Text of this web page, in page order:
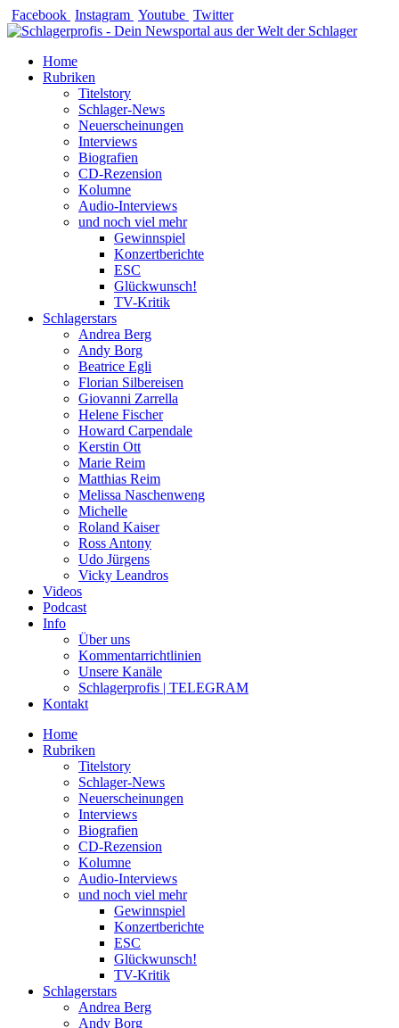
Zum
Inhalt
Facebook Instagram Youtube Twitter
Home
Rubriken
Titelstory
Schlager-News
Neuerscheinungen
Interviews
Biografien
CD-Rezension
Kolumne
Audio-Interviews
und noch viel mehr
Gewinnspiel
Konzertberichte
ESC
Glückwunsch!
TV-Kritik
Schlagerstars
Andrea Berg
Andy Borg
Beatrice Egli
Florian Silbereisen
Giovanni Zarrella
Helene Fischer
Howard Carpendale
Kerstin Ott
Marie Reim
Matthias Reim
Melissa Naschenweng
Michelle
Roland Kaiser
Ross Antony
Udo Jürgens
Vicky Leandros
Videos
Podcast
Info
Über uns
Kommentarrichtlinien
Unsere Kanäle
Schlagerprofis | TELEGRAM
Kontakt
Home
Rubriken
Titelstory
Schlager-News
Neuerscheinungen
Interviews
Biografien
CD-Rezension
Kolumne
Audio-Interviews
und noch viel mehr
Gewinnspiel
Konzertberichte
ESC
Glückwunsch!
TV-Kritik
Schlagerstars
Andrea Berg
Andy Borg